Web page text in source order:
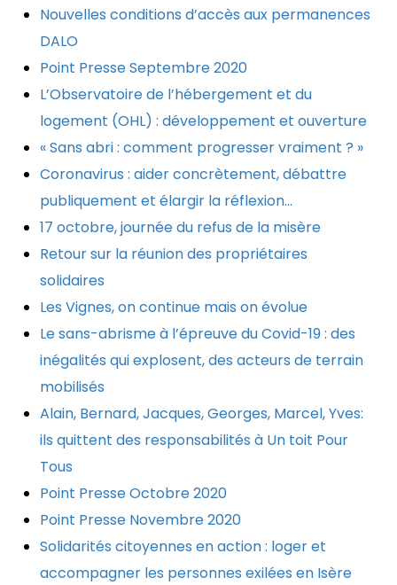
Nouvelles conditions d’accès aux permanences
DALO
Point Presse Septembre 2020
L’Observatoire de l’hébergement et du
logement (OHL) : développement et ouverture
« Sans abri : comment progresser vraiment ? »
Coronavirus : aider concrètement, débattre
publiquement et élargir la réflexion…
17 octobre, journée du refus de la misère
Retour sur la réunion des propriétaires
solidaires
Les Vignes, on continue mais on évolue
Le sans-abrisme à l’épreuve du Covid-19 : des
inégalités qui explosent, des acteurs de terrain
mobilisés
Alain, Bernard, Jacques, Georges, Marcel, Yves:
ils quittent des responsabilités à Un toit Pour
Tous
Point Presse Octobre 2020
Point Presse Novembre 2020
Solidarités citoyennes en action : loger et
accompagner les personnes exilées en Isère